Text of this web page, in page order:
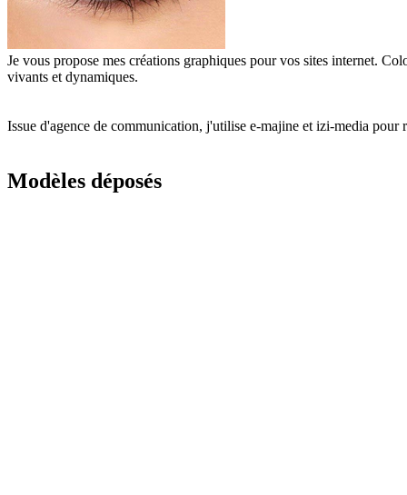
Je vous propose mes créations graphiques pour vos sites internet.
vivants et dynamiques.
Issue d'agence de communication, j'utilise e-majine et izi-media pour
Modèles déposés